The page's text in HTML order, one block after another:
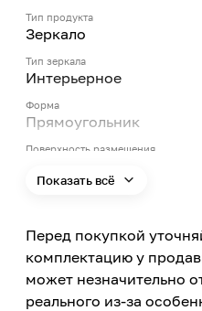
Тип продукта
Зеркало
Тип зеркала
Интерьерное
Форма
Прямоугольник
Поверхность размещения
Ширина
600
Рама
С рамой
Показать всё
Перед покупкой
комплектацию у
может незначительно
реального из-за